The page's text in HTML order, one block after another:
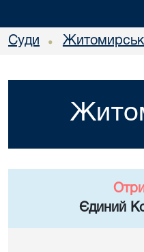
Суди •
Єдиний